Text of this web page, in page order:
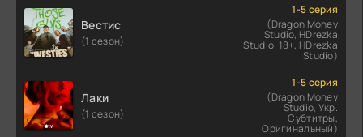
Вестис
(1 сезон)
1-5 серия
(Dragon Money
Studio, HDrezka
Studio. 18+, HDrezka
Studio)
Лаки
(1 сезон)
1-5 серия
(Dragon Money
Studio, Укр.
Субтитры,
Оригинальный)